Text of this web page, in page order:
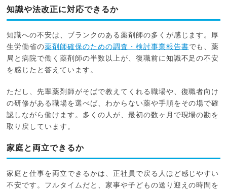
知識や法改正に対応できるか
知識への不安は、ブランクのある薬剤師の多くが感じます。厚
生労働省の薬剤師確保のための調査・検討事業報告書でも、薬
局と病院で働く薬剤師の半数以上が、復職前に知識不足の不安
を感じたと答えています。
ただし、先輩薬剤師がそばで教えてくれる職場や、復職者向け
の研修がある職場を選べば、わからない薬や手順をその場で確
認しながら働けます。多くの人が、最初の数ヶ月で現場の勘を
取り戻しています。
家庭と両立できるか
家庭と仕事を両立できるかは、正社員で戻る人ほど感じやすい
不安です。フルタイムだと、家事や子どもの送り迎えの時間を